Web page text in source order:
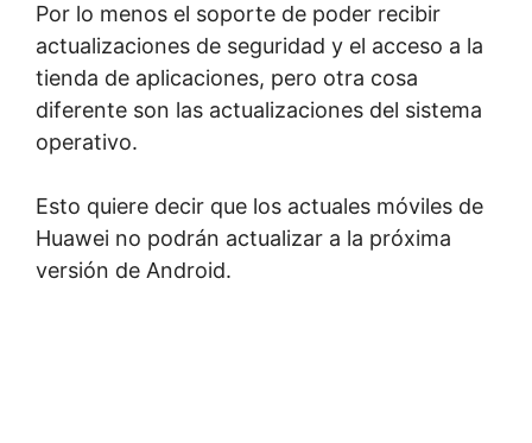
Por lo menos el soporte de poder recibir
actualizaciones de seguridad y el acceso a la
tienda de aplicaciones, pero otra cosa
diferente son las actualizaciones del sistema
operativo.
Esto quiere decir que los actuales móviles de
Huawei no podrán actualizar a la próxima
versión de Android.